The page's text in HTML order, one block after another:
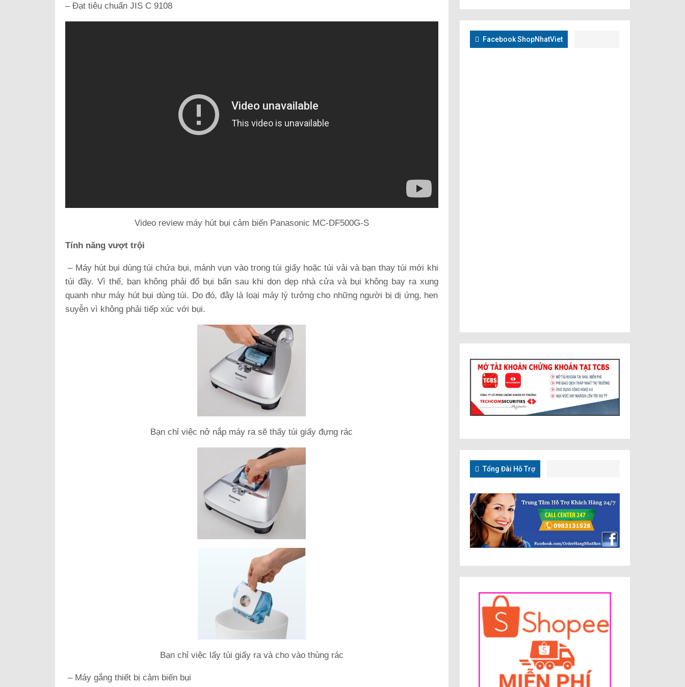
– Đạt tiêu chuẩn JIS C 9108
Video review máy hút bụi cảm biến Panasonic MC-DF500G-S
Tính năng vượt trội
– Máy hút bụi dùng túi chứa bụi, mảnh vụn vào trong túi giấy hoặc túi vải và bạn thay túi mới khi
túi đầy. Vì thế, bạn không phải đổ bụi bẩn sau khi dọn dẹp nhà cửa và bụi không bay ra xung
quanh như máy hút bụi dùng túi. Do đó, đây là loại máy lý tưởng cho những người bị dị ứng, hen
suyễn vì không phải tiếp xúc với bụi.
Bạn chỉ việc nở nắp máy ra sẽ thấy túi giấy đựng rác
Bạn chỉ việc lấy túi giấy ra và cho vào thùng rác
– Máy gắng thiết bị cảm biến bụi
Facebook ShopNhatViet
Tổng Đài Hỗ Trợ